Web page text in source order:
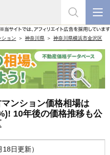
ション 神奈川県 神奈川県横浜市金沢区
ンション価格相場は
10年後の価格推移も公
日更新）